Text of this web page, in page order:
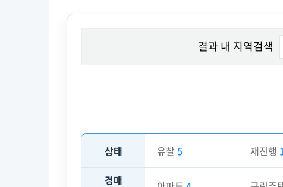
결과 내 지역검색
상태 유찰 5 재진행
경매